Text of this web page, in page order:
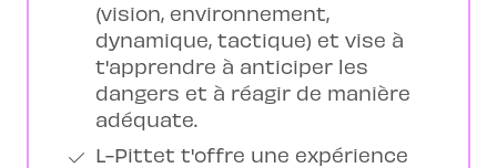
(vision, environnement,
dynamique, tactique) et vise à
t'apprendre à anticiper les
dangers et à réagir de manière
adéquate.
L-Pittet t'offre une expérience